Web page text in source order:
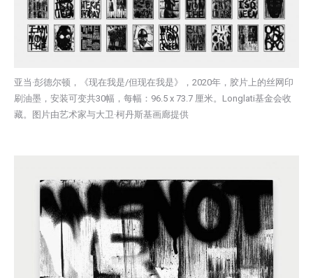
亚当·彭德尔顿，《现在我是/但现在我是》，2020年，胶片上的丝网印
刷油墨，安装可变共30幅，每幅：96.5 x 73.7 厘米。Longlati基金会收
藏。图片由艺术家与大卫·柯丹斯基画廊提供